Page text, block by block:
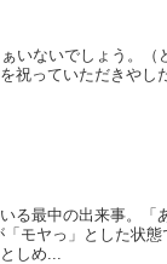
いないでしょう。（
祝っていただきやし
る最中の出来事。「
モヤっ」とした状
しめ...